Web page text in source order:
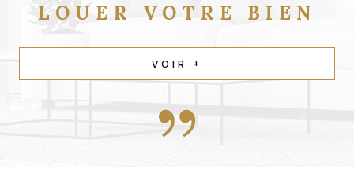
LOUER VOTRE BIEN
VOIR +